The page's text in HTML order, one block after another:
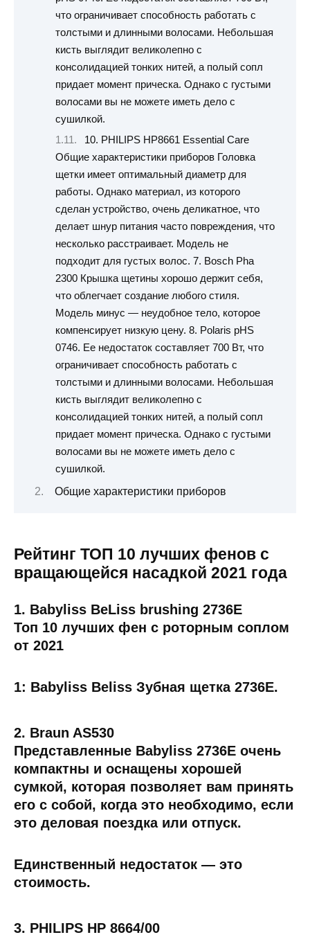
что ограничивает способность работать с
толстыми и длинными волосами. Небольшая
кисть выглядит великолепно с
консолидацией тонких нитей, а полый сопл
придает момент прическа. Однако с густыми
волосами вы не можете иметь дело с
сушилкой.
10. PHILIPS HP8661 Essential Care
Общие характеристики приборов Головка
щетки имеет оптимальный диаметр для
работы. Однако материал, из которого
сделан устройство, очень деликатное, что
делает шнур питания часто повреждения, что
несколько расстраивает. Модель не
подходит для густых волос. 7. Bosch Pha
2300 Крышка щетины хорошо держит себя,
что облегчает создание любого стиля.
Модель минус — неудобное тело, которое
компенсирует низкую цену. 8. Polaris pHS
0746. Ее недостаток составляет 700 Вт, что
ограничивает способность работать с
толстыми и длинными волосами. Небольшая
кисть выглядит великолепно с
консолидацией тонких нитей, а полый сопл
придает момент прическа. Однако с густыми
волосами вы не можете иметь дело с
сушилкой.
Общие характеристики приборов
Рейтинг ТОП 10 лучших фенов с
вращающейся насадкой 2021 года
1. Babyliss BeLiss brushing 2736E
Топ 10 лучших фен с роторным соплом
от 2021
1: Babyliss Beliss Зубная щетка 2736E.
2. Braun AS530
Представленные Babyliss 2736E очень
компактны и оснащены хорошей
сумкой, которая позволяет вам принять
его с собой, когда это необходимо, если
это деловая поездка или отпуск.
Единственный недостаток — это
стоимость.
3. PHILIPS HP 8664/00